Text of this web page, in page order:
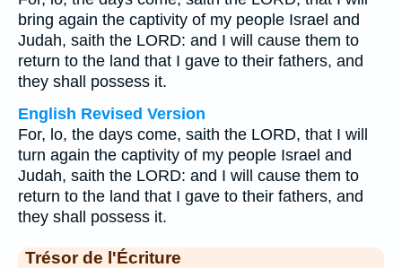
bring again the captivity of my people Israel and
Judah, saith the LORD: and I will cause them to
return to the land that I gave to their fathers, and
they shall possess it.
English Revised Version
For, lo, the days come, saith the LORD, that I will
turn again the captivity of my people Israel and
Judah, saith the LORD: and I will cause them to
return to the land that I gave to their fathers, and
they shall possess it.
Trésor de l'Écriture